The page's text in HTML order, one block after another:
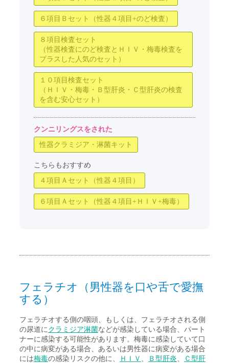
６項目Ｂセット（性器４項目+のど検査）
８項目検査セット
（性器検査にのど検査とＨＩＶ・梅毒検査を
プラスした人気のセット）
１０項目検査セット
（ＨＩＶ・梅毒・Ｂ型肝炎・Ｃ型肝炎の検査
を含む安心セット）
クンニリングスをされた
性器クラミジア・淋菌キット
こちらもおすすめ
４項目Ａセット（性器４項目）
６項目Ａセット（性器４項目+ＨＩＶ+梅毒）
フェラチオ（男性器を口や舌で愛撫
する）
フェラチオする側の咽頭、もしくは、フェラチオされる側
の尿道にクラミジア淋菌などが感染している場合、パート
ナーに感染する可能性があります。梅毒に感染していて口
の中に病変がある場合、あるいは男性器に病変がある場合
には梅毒の感染リスクの他に、 ＨＩＶ 、 Ｂ型肝炎、
Ｃ型肝